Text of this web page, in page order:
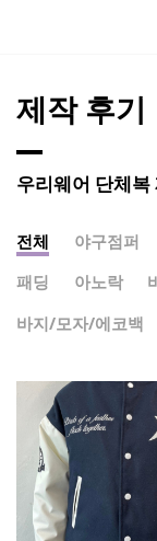
제작 후기
우리웨어 단체
전체 야구점퍼
패딩
아노락
바지/모자/에코백